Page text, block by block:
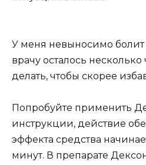
У меня невыносимо болит
врачу осталось несколько
делать, чтобы скорее
Попробуйте применить
инструкции, действие
эффекта средства
минут. В препарате